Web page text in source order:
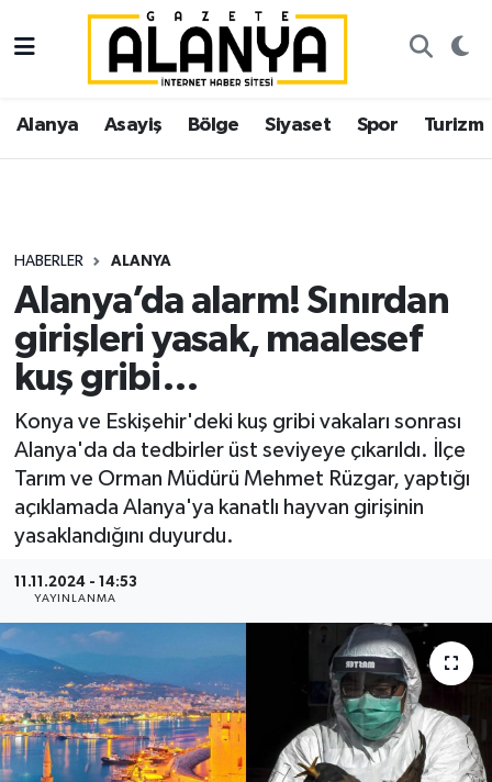
Alanya Asayiş Bölge Siyaset Spor Turizm
HABERLER ALANYA
Alanya’da alarm! Sınırdan
girişleri yasak, maalesef
kuş gribi…
Konya ve Eskişehir'deki kuş gribi vakaları sonrası
Alanya'da da tedbirler üst seviyeye çıkarıldı. İlçe
Tarım ve Orman Müdürü Mehmet Rüzgar, yaptığı
açıklamada Alanya'ya kanatlı hayvan girişinin
yasaklandığını duyurdu.
11.11.2024 - 14:53
YAYINLANMA
Alanya
Asayiş
Siyaset
Spor
Turizm
Ekonomi
Gazipaşa
İstanbul Nöbetçi Eczaneler
İstanbul Hava Durumu
Süper Lig Puan Durumu ve Fikstür
Tüm Manşetler
Son Dakika Haberleri
Haber Arşivi